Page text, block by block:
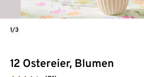
12 Ostereier, Blumen
1/3